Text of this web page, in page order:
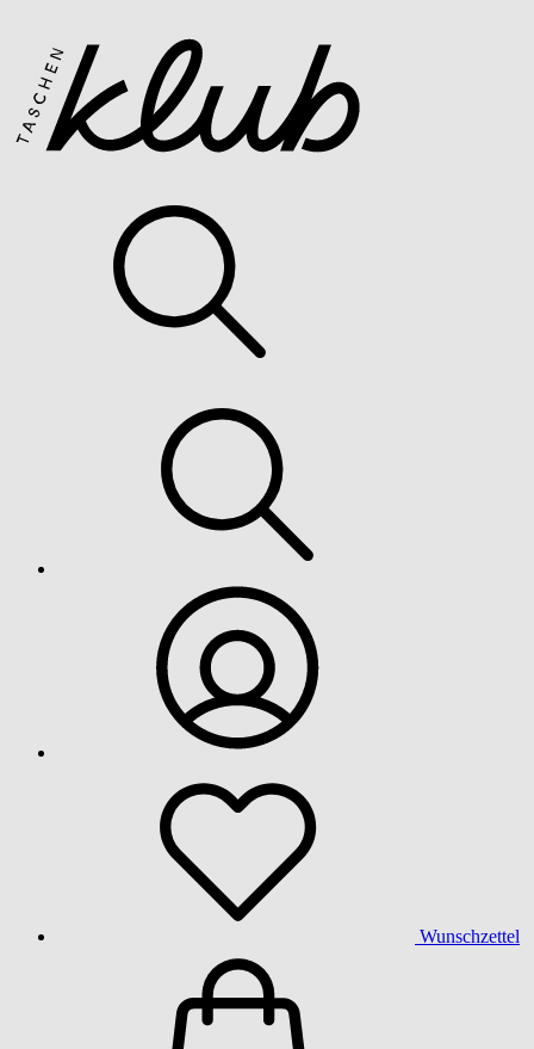
Wunschzettel